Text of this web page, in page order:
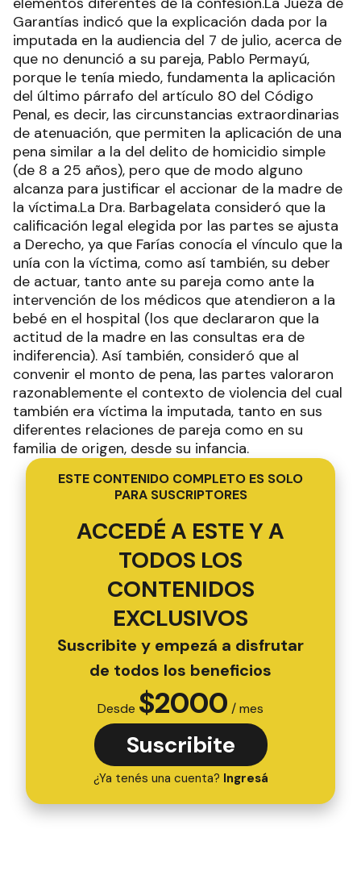
Garantías indicó que la explicación dada por la
imputada en la audiencia del 7 de julio, acerca de
que no denunció a su pareja, Pablo Permayú,
porque le tenía miedo, fundamenta la aplicación
del último párrafo del artículo 80 del Código
Penal, es decir, las circunstancias extraordinarias
de atenuación, que permiten la aplicación de una
pena similar a la del delito de homicidio simple
(de 8 a 25 años), pero que de modo alguno
alcanza para justificar el accionar de la madre de
la víctima.La Dra. Barbagelata consideró que la
calificación legal elegida por las partes se ajusta
a Derecho, ya que Farías conocía el vínculo que la
unía con la víctima, como así también, su deber
de actuar, tanto ante su pareja como ante la
intervención de los médicos que atendieron a la
bebé en el hospital (los que declararon que la
actitud de la madre en las consultas era de
indiferencia). Así también, consideró que al
convenir el monto de pena, las partes valoraron
razonablemente el contexto de violencia del cual
también era víctima la imputada, tanto en sus
diferentes relaciones de pareja como en su
familia de origen, desde su infancia.
ESTE CONTENIDO COMPLETO ES SOLO
PARA SUSCRIPTORES
ACCEDÉ A ESTE Y A
TODOS LOS
CONTENIDOS
EXCLUSIVOS
Suscribite y empezá a disfrutar
de todos los beneficios
Desde $2000 / mes
Suscribite
¿Ya tenés una cuenta? Ingresá